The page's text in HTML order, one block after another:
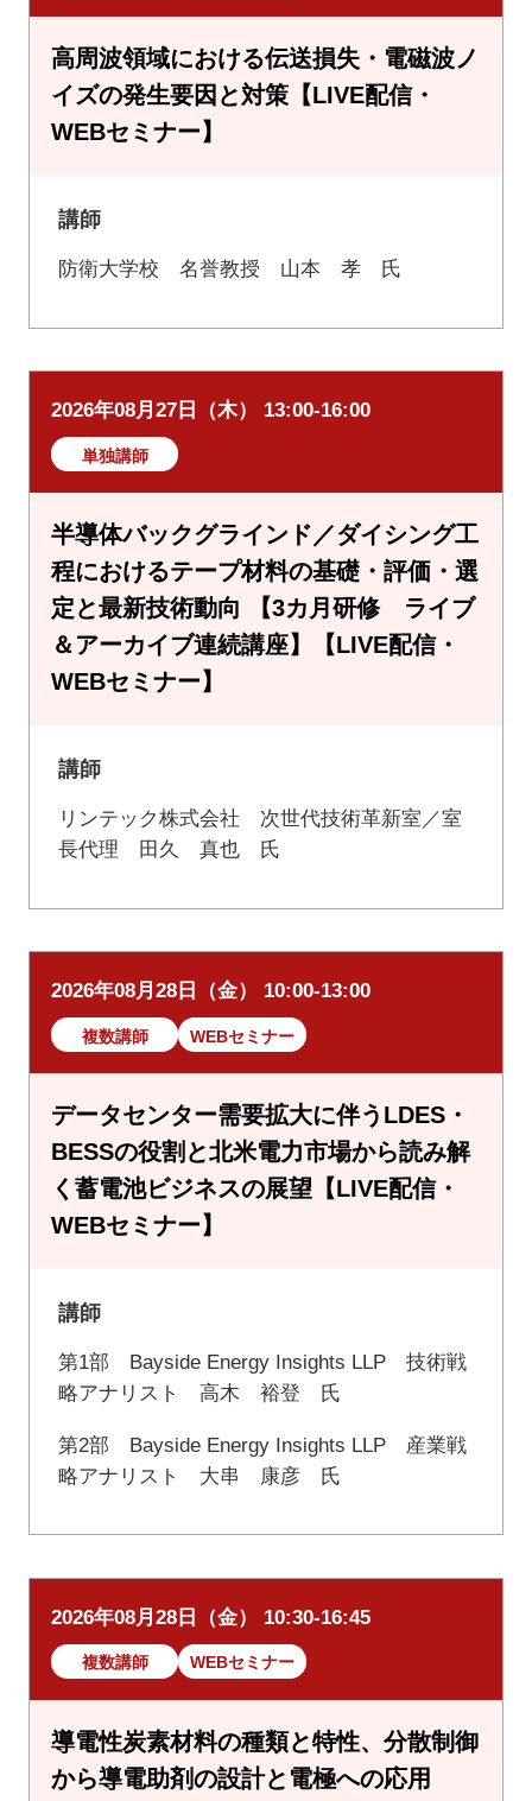
高周波領域における伝送損失・電磁波ノ
イズの発生要因と対策【LIVE配信・
WEBセミナー】
講師
防衛大学校 名誉教授 山本 孝 氏
2026年08月27日（木） 13:00-16:00
単独講師
半導体バックグラインド／ダイシング工
程におけるテープ材料の基礎・評価・選
定と最新技術動向 【3カ月研修 ライブ
＆アーカイブ連続講座】【LIVE配信・
WEBセミナー】
講師
リンテック株式会社 次世代技術革新室／室
長代理 田久 真也 氏
2026年08月28日（金） 10:00-13:00
複数講師 WEBセミナー
データセンター需要拡大に伴うLDES・
BESSの役割と北米電力市場から読み解
く蓄電池ビジネスの展望【LIVE配信・
WEBセミナー】
講師
第1部 Bayside Energy Insights LLP 技術戦
略アナリスト 高木 裕登 氏
第2部 Bayside Energy Insights LLP 産業戦
略アナリスト 大串 康彦 氏
2026年08月28日（金） 10:30-16:45
複数講師 WEBセミナー
導電性炭素材料の種類と特性、分散制御
から導電助剤の設計と電極への応用